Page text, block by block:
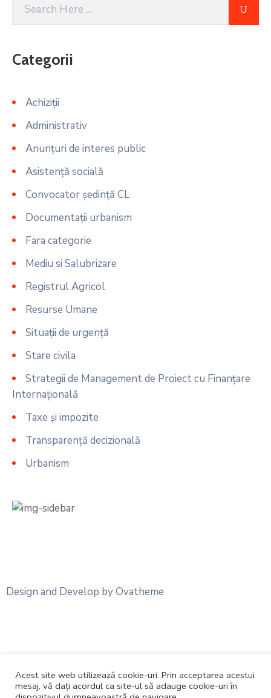
Categorii
Achiziții
Administrativ
Anunțuri de interes public
Asistență socială
Convocator ședință CL
Documentații urbanism
Fara categorie
Mediu si Salubrizare
Registrul Agricol
Resurse Umane
Situații de urgență
Stare civila
Strategii de Management de Proiect cu Finanțare
Internațională
Taxe și impozite
Transparență decizională
Urbanism
Design and Develop by Ovatheme
Acest site web utilizează cookie-uri. Prin acceptarea acestui
mesaj, vă dați acordul ca site-ul să adauge cookie-uri în